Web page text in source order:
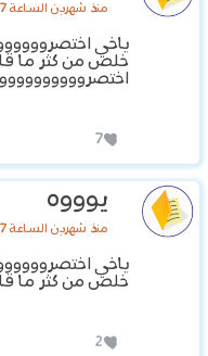
منذ شهرين الساعة 22:07
ياخي
خلص من كثر ما
7
يوووه
منذ شهرين الساعة 22:07
ياخي
خلص من كثر ما
2